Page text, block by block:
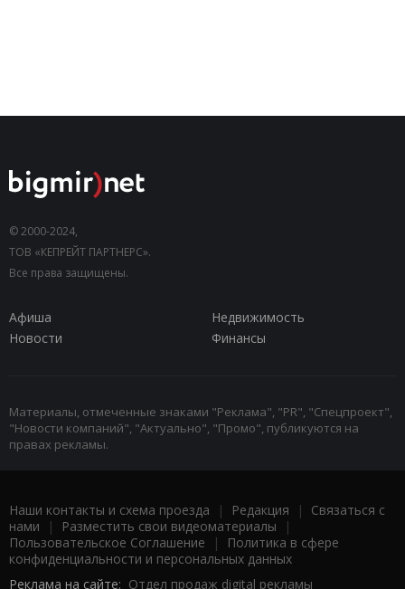
© 2000-2024,
ТОВ «КЕПРЕЙТ ПАРТНЕРС».
Все права защищены.
Афиша
Недвижимость
Новости
Финансы
Материалы, отмеченные знаками "Реклама", "PR", "Спецпроект",
"Новости компаний", "Актуально", "Промо", публикуются на
правах рекламы.
Наши контакты и схема проезда | Редакция | Связаться с
нами | Разместить свои видеоматериалы |
Пользовательское Соглашение |
Политика в сфере
конфиденциальности и персональных данных
Реклама на сайте: Отдел продаж digital рекламы